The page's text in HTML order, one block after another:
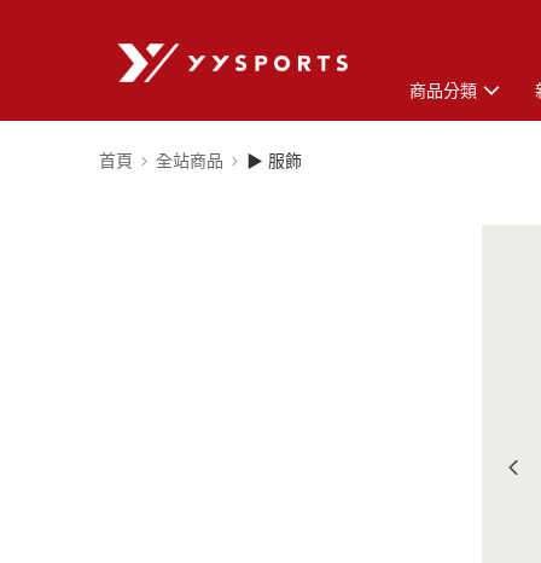
商品分類
首頁 全站商品 ▶ 服飾